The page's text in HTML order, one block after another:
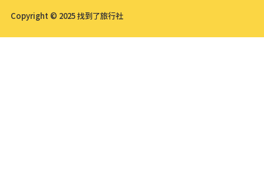
Copyright © 2025 找到了旅行社